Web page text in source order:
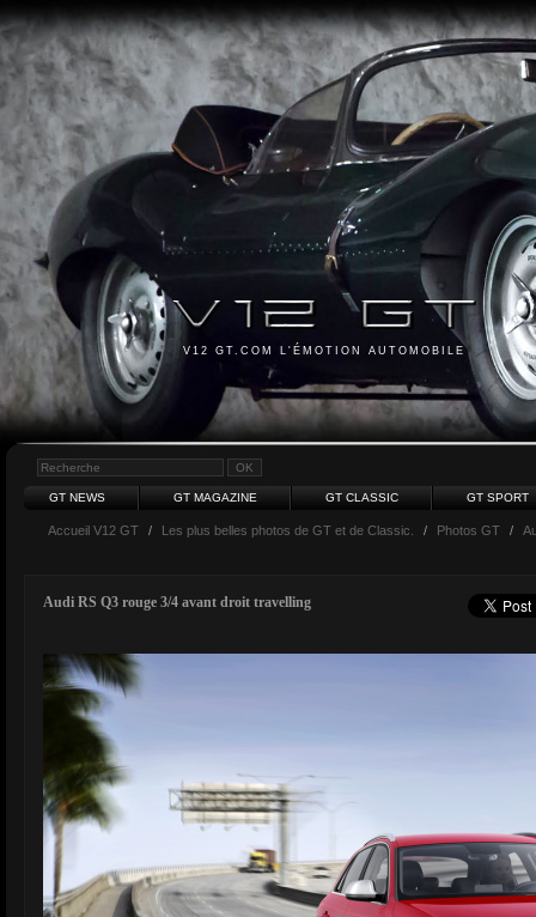
V12 GT.COM L'ÉMOTION AUTOMOBILE
GT NEWS GT MAGAZINE GT CLASSIC GT SPORT
Accueil V12 GT / Les plus belles photos de GT et de Classic. / Photos GT /
Audi RS Q3 rouge 3/4 avant droit travelling